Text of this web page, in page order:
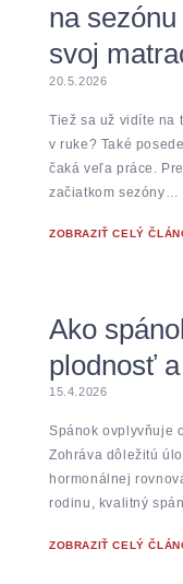
na
svoj
20.5.2026
Tiež sa už vidíte na
v ruke? Také
čaká veľa práce.
začiatkom sezóny…
ZOBRAZIŤ CELÝ
Ako
plodnosť
15.4.2026
Spánok ovplyvňuje
Zohráva dôležitú
hormonálnej
rodinu, kvalitný
ZOBRAZIŤ CELÝ